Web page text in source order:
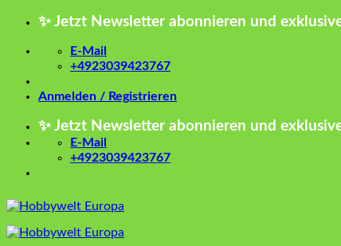
Zum
springen
✨ Jetzt Newsletter abonnieren und
E-Mail
+4923039423767
Anmelden / Registrieren
✨ Jetzt Newsletter abonnieren und
E-Mail
+4923039423767